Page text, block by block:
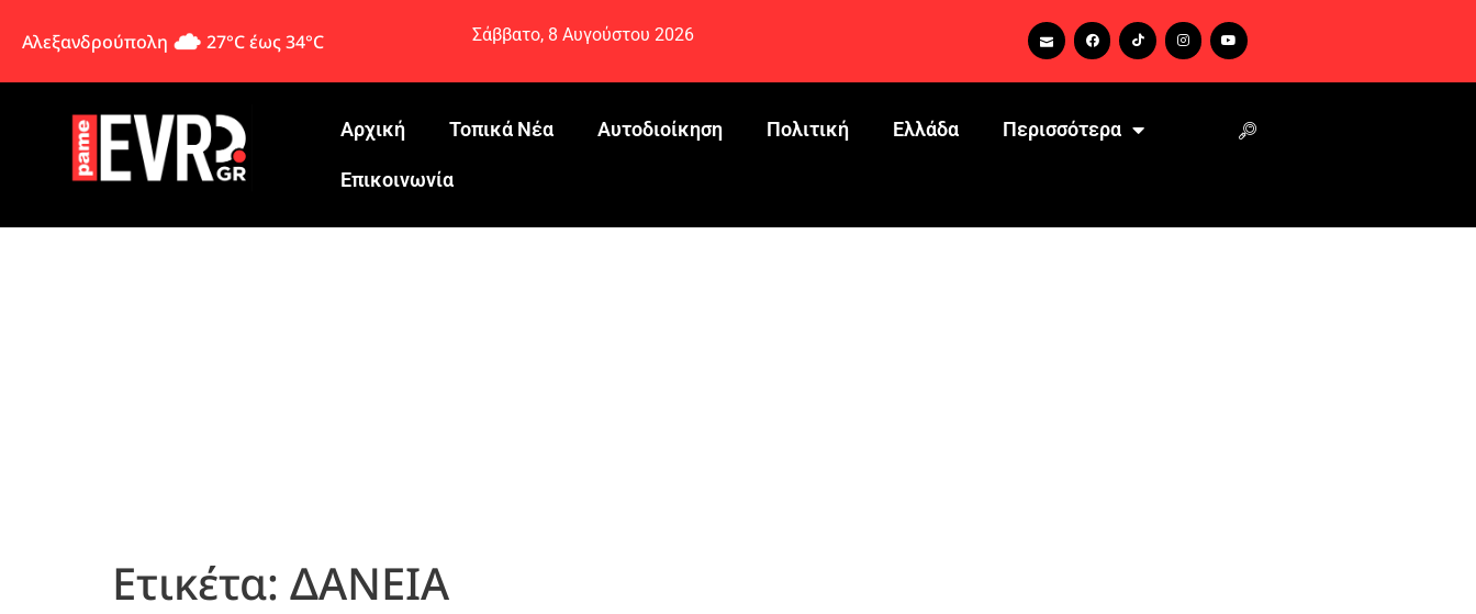
Αλεξανδρούπολη 27°C έως 34°C Σάββατο, 8 Αυγούστου 2026
Αρχική Τοπικά Νέα Αυτοδιοίκηση Πολιτική Ελλάδα Περισσότερα
Eπικοινωνία
Ετικέτα: ΔΑΝΕΙΑ